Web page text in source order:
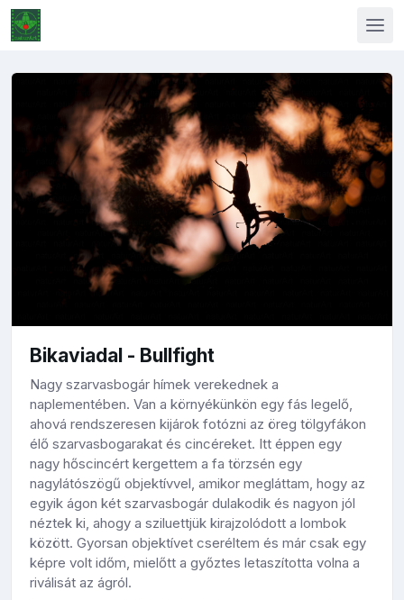
Bikaviadal - Bullfight
Nagy szarvasbogár hímek verekednek a
naplementében. Van a környékünkön egy fás legelő,
ahová rendszeresen kijárok fotózni az öreg tölgyfákon
élő szarvasbogarakat és cincéreket. Itt éppen egy
nagy hőscincért kergettem a fa törzsén egy
nagylátószögű objektívvel, amikor megláttam, hogy az
egyik ágon két szarvasbogár dulakodik és nagyon jól
néztek ki, ahogy a sziluettjük kirajzolódott a lombok
között. Gyorsan objektívet cseréltem és már csak egy
képre volt időm, mielőtt a győztes letaszította volna a
riválisát az ágról.